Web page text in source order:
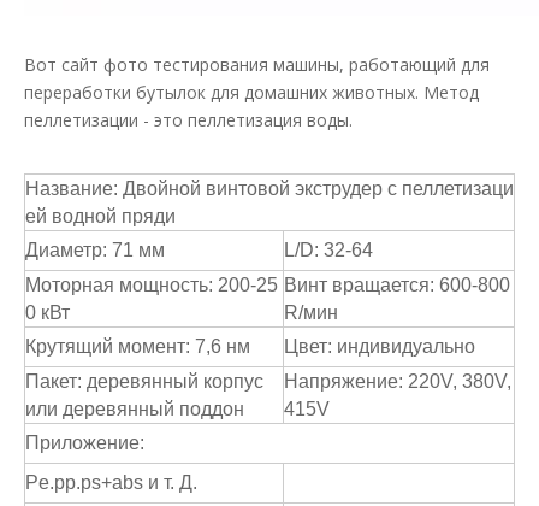
Вот сайт фото тестирования машины, работающий для
переработки бутылок для домашних животных. Метод
пеллетизации - это пеллетизация воды.
Название: Двойной винтовой экструдер с пеллетизаци
ей водной пряди
Диаметр: 71 мм
L/D: 32-64
Моторная мощность: 200-25
0 кВт
Винт вращается: 600-800
R/мин
Крутящий момент: 7,6 нм
Цвет: индивидуально
Пакет: деревянный корпус
или деревянный поддон
Напряжение: 220V, 380V,
415V
Приложение:
Pe.pp.ps+abs и т. Д.